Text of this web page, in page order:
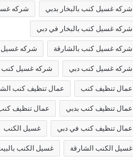
شركه غسيل كنب بالبخار بدبي شركه
شركه غسيل كنب بالبخار في دبي
شركه غسيل كنب بالشارقة شركه غسيل
شركه غسيل كنب دبي شركه غسيل كنب
عمال تنظيف كنب عمال تنظيف كنب
عمال تنظيف كنب بدبي عمال تنظيف
عمال تنظيف كنب في دبي غسيل الكنب
غسيل الكنب الشارقة غسيل الكنب